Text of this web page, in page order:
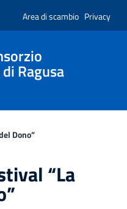
Area di scambio Privacy
Ragusa
Dono”
“La